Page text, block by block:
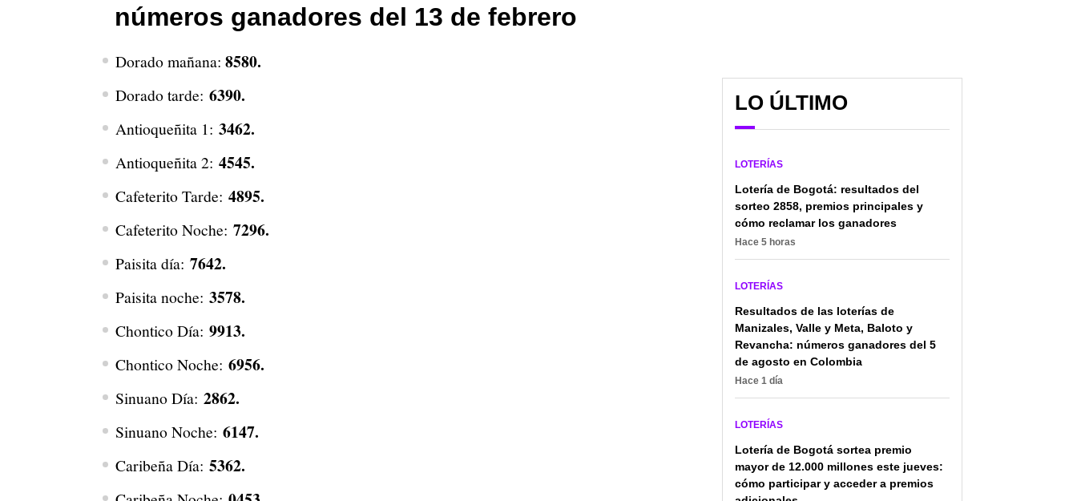
números ganadores del 13 de febrero
Dorado mañana: 8580.
Dorado tarde: 6390.
Antioqueñita 1: 3462.
Antioqueñita 2: 4545.
Cafeterito Tarde: 4895.
Cafeterito Noche: 7296.
Paisita día: 7642.
Paisita noche: 3578.
Chontico Día: 9913.
Chontico Noche: 6956.
Sinuano Día: 2862.
Sinuano Noche: 6147.
Caribeña Día: 5362.
LO ÚLTIMO
LOTERÍAS
Lotería de Bogotá: resultados del
sorteo 2858, premios principales y
cómo reclamar los ganadores
Hace 5 horas
LOTERÍAS
Resultados de las loterías de
Manizales, Valle y Meta, Baloto y
Revancha: números ganadores del 5
de agosto en Colombia
Hace 1 día
LOTERÍAS
Lotería de Bogotá sortea premio
mayor de 12.000 millones este jueves:
cómo participar y acceder a premios